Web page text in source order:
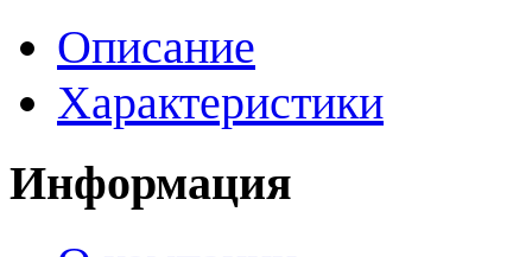
Описание
Характеристики
Информация